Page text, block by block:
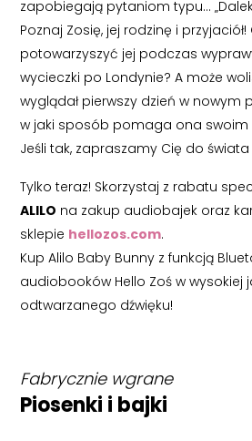
zapobiegają pytaniom typu…
Poznaj Zosię, jej rodzinę i
potowarzyszyć jej podczas
wycieczki po Londynie? A może
wyglądał pierwszy dzień w nowym
w jaki sposób pomaga ona swoim
Jeśli tak, zapraszamy Cię do świata
Tylko teraz! Skorzystaj z rabatu
ALILO na zakup audiobajek oraz
sklepie hellozos.com.
Kup Alilo Baby Bunny z funkcją
audiobooków Hello Zoś w wysokiej
odtwarzanego dźwięku!
Fabrycznie wgrane
Piosenki i bajki